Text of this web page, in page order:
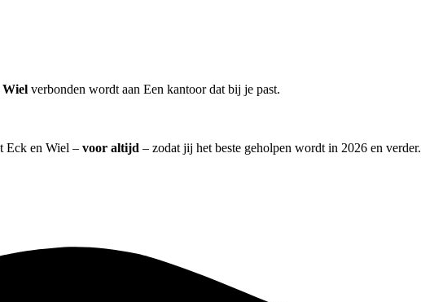
Wiel verbonden wordt aan Een kantoor dat bij je past.
Eck en Wiel – voor altijd – zodat jij het beste geholpen wordt in 2026 en verder.